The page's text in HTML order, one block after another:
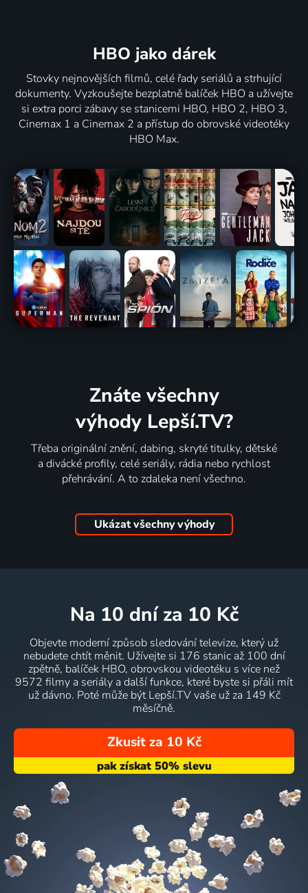
HBO jako dárek
Stovky nejnovějších filmů, celé řady seriálů a strhující
dokumenty. Vyzkoušejte bezplatně balíček HBO a užívejte
si extra porci zábavy se stanicemi HBO, HBO 2, HBO 3,
Cinemax 1 a Cinemax 2 a přístup do obrovské videotéky
HBO Max.
Znáte všechny
výhody Lepší.TV?
Třeba originální znění, dabing, skryté titulky, dětské
a divácké profily, celé seriály, rádia nebo rychlost
přehrávání. A to zdaleka není všechno.
Ukázat všechny výhody
na 10 dní za 10 Kč
Objevte moderní způsob sledování televize, který už
nebudete chtít měnit. Užívejte si 176 stanic až 100 dní
zpětně, balíček HBO, obrovskou videotéku s více než
9572 filmy a seriály a další funkce, které byste si přáli mít
už dávno. Poté může být Lepší.TV vaše už za 149 Kč
měsíčně.
Zkusit za 10 Kč